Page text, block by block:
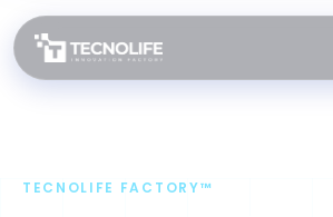
TECNOLIFE FACTORY™